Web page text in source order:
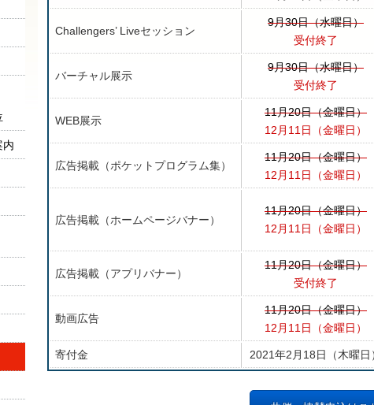
内
Challengers’ Liveセッション
9月30日（水曜日）
受付終了
バーチャル展示
9月30日（水曜日）
受付終了
WEB展示
11月20日（金曜日）
12月11日（金曜日）
広告掲載（ポケットプログラム集）
11月20日（金曜日）
12月11日（金曜日）
広告掲載（ホームページバナー）
11月20日（金曜日）
12月11日（金曜日）
広告掲載（アプリバナー）
11月20日（金曜日）
受付終了
動画広告
11月20日（金曜日）
12月11日（金曜日）
寄付金 2021年2月18日（木曜日